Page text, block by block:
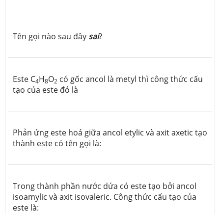
Tên gọi nào sau đây sai?
Este C4H8O2 có gốc ancol là metyl thì công thức cấu
tạo của este đó là
Phản ứng este hoá giữa ancol etylic và axit axetic tạo
thành este có tên gọi là:
Trong thành phần nước dứa có este tạo bởi ancol
isoamylic và axit isovaleric. Công thức cấu tạo của
este là: